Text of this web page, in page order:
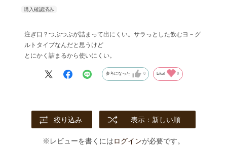
注ぎ口？つぶつぶが詰まって出にくい。サラっとした飲むヨ－グ
ルトタイプなんだと思うけど
とにかく詰まるから使いにくい。
参考になった 0 Like! 0
絞り込み 表示：新しい順
※レビューを書くにはログインが必要です。